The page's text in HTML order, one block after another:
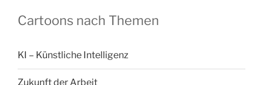
Cartoons nach Themen
KI – Künstliche Intelligenz
Zukunft der Arbeit